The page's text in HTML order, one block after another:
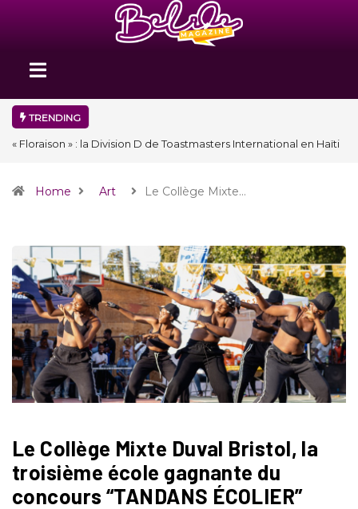
TRENDING
« Floraison » : la Division D de Toastmasters International en Haïti
Home Art Le Collège Mixte…
Le Collège Mixte Duval Bristol, la
troisième école gagnante du
concours “TANDANS ÉCOLIER”